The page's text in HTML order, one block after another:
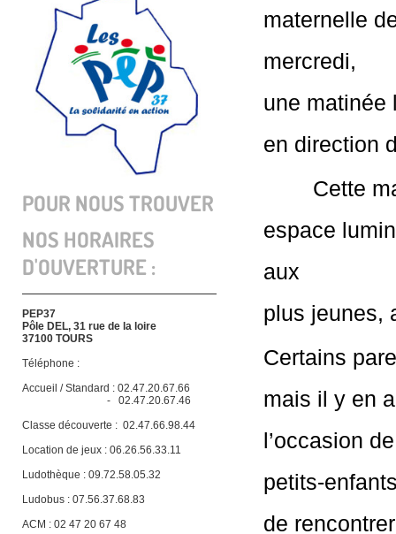
POUR NOUS TROUVER
NOS HORAIRES
D'OUVERTURE :
PEP37
Pôle DEL, 31 rue de la loire
37100 TOURS
Téléphone :
Accueil / Standard : 02.47.20.67.66
- 02.47.20.67.46
Classe découverte : 02.47.66.98.44
Location de jeux : 06.26.56.33.11
Ludothèque : 09.72.58.05.32
Ludobus : 07.56.37.68.83
ACM : 02 47 20 67 48
maternelle
mercredi,
une matinée
en direction
Cette
espace
aux
plus jeunes,
Certains
mais il y en
l’occasion
petits-
de